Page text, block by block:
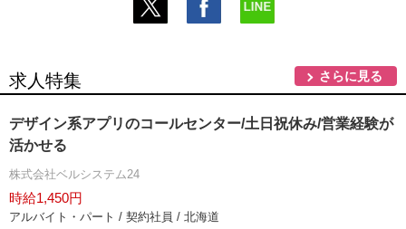
求人特集 さらに見る
デザイン系アプリのコールセンター/土日祝休み/営業経験が
活かせる
株式会社ベルシステム24
時給1,450円
アルバイト・パート / 契約社員 / 北海道